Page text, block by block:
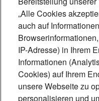
Foto: Mónica
„Technik,
„Alle Cookies
auch auf
IP-Adresse) in Ihrem
Informationen
Cookies) auf Ihrem
unsere Webseite zu
personalisieren und